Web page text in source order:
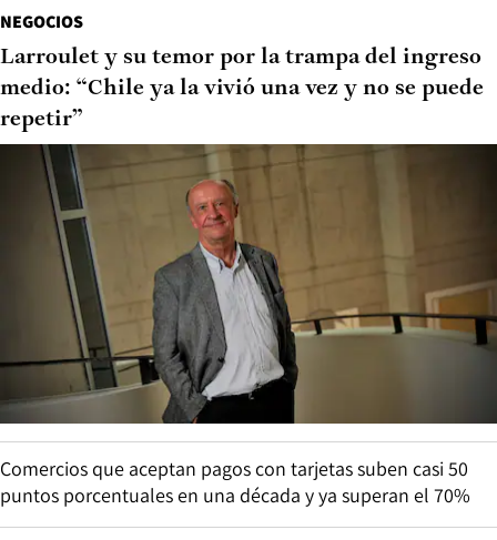
NEGOCIOS
Larroulet y su temor por la trampa del ingreso
medio: “Chile ya la vivió una vez y no se puede
repetir”
Comercios que aceptan pagos con tarjetas suben casi 50
puntos porcentuales en una década y ya superan el 70%